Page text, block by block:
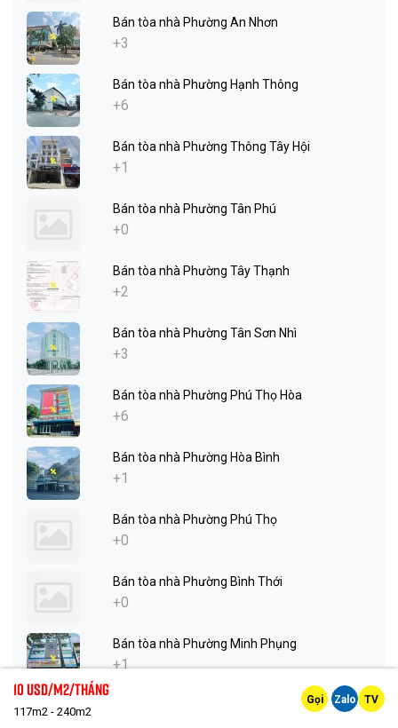
Bán tòa nhà Phường An Nhơn
+3
Bán tòa nhà Phường Hạnh Thông
+6
Bán tòa nhà Phường Thông Tây Hội
+1
Bán tòa nhà Phường Tân Phú
+0
Bán tòa nhà Phường Tây Thạnh
+2
Bán tòa nhà Phường Tân Sơn Nhì
+3
Bán tòa nhà Phường Phú Thọ Hòa
+6
Bán tòa nhà Phường Hòa Bình
+1
Bán tòa nhà Phường Phú Thọ
+0
Bán tòa nhà Phường Bình Thới
+0
Bán tòa nhà Phường Minh Phụng
+1
10 Usd/m2/tháng
117m2 - 240m2
Gọi Zalo TV